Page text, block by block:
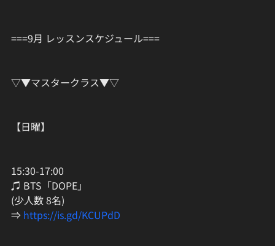
===9月 レッスンスケジュール===
▽▼マスタークラス▼▽
【日曜】
15:30-17:00
♫ BTS「DOPE」
(少人数 8名)
⇒ https://is.gd/KCUPdD